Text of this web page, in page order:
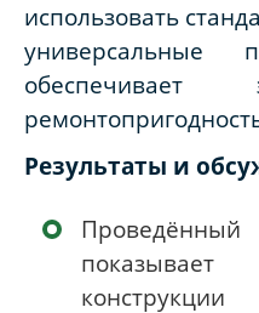
использовать
универсальные
обеспечивает
Результаты и